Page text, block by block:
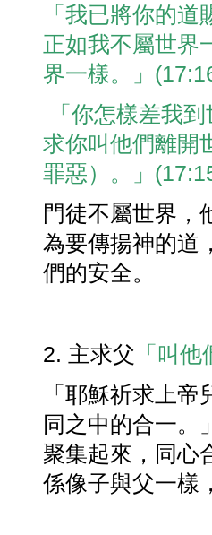
「我已將你的
正如我不屬世界
界一樣。」
「你怎樣差我
求你叫他們離開
罪惡）。」
門徒不屬世界，
為要傳揚神的道
們的安全。
2. 主求父 「叫
「耶穌祈求上
同之中的合一。
聚集起來，同心
係像子與父一樣